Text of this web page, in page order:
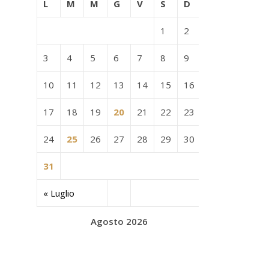
Agosto 2026
L M M G V S D
« Luglio
1 2
3 4 5 6 7 8 9
10 11 12 13 14 15 16
17 18 19 20 21 22 23
24 25 26 27 28 29 30
31